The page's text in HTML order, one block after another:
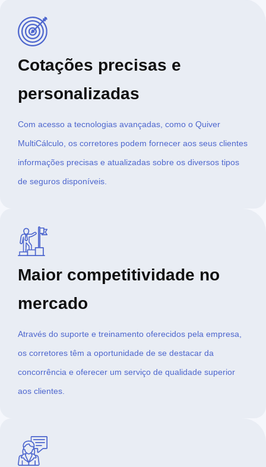
Cotações precisas e
personalizadas
Com acesso a tecnologias avançadas, como o Quiver
MultiCálculo, os corretores podem fornecer aos seus clientes
informações precisas e atualizadas sobre os diversos tipos
de seguros disponíveis.
Maior competitividade no
mercado
Através do suporte e treinamento oferecidos pela empresa,
os corretores têm a oportunidade de se destacar da
concorrência e oferecer um serviço de qualidade superior
aos clientes.